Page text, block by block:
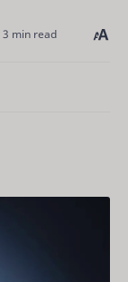
3 min read